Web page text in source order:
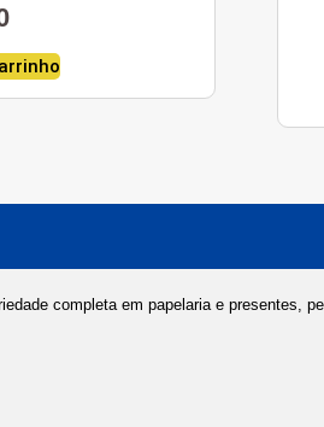
completa em papelaria e presentes,